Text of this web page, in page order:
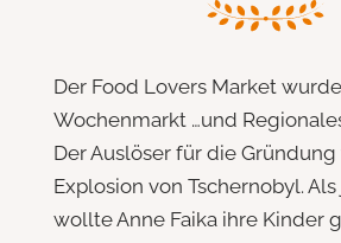
Der Food Lovers Market
Wochenmarkt …und
Der Auslöser für die
Explosion von Tschernobyl.
wollte Anne Faika ihre Kinder